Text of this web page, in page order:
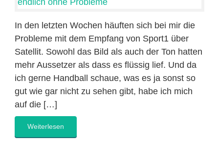
In den letzten Wochen häuften sich bei mir die
Probleme mit dem Empfang von Sport1 über
Satellit. Sowohl das Bild als auch der Ton hatten
mehr Aussetzer als dass es flüssig lief. Und da
ich gerne Handball schaue, was es ja sonst so
gut wie gar nicht zu sehen gibt, habe ich mich
auf die […]
Weiterlesen